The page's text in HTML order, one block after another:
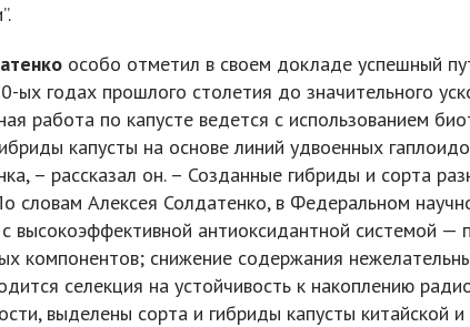
особо отметил в своем докладе успешный
ых годах прошлого столетия до значительного
работа по капусте ведется с использованием
капусты на основе линий удвоенных
– рассказал он. – Созданные гибриды и сорта
словам Алексея Солдатенко, в Федеральном
высокоэффективной антиоксидантной системой —
компонентов; снижение содержания
селекция на устойчивость к накоплению
выделены сорта и гибриды капусты китайской